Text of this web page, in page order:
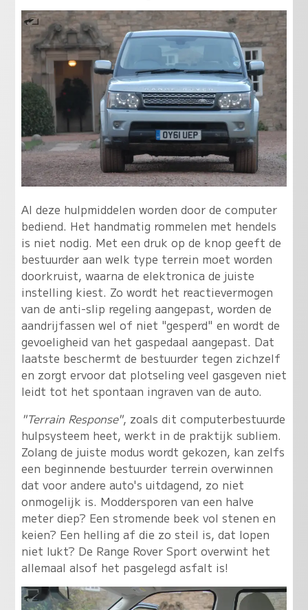
Al deze hulpmiddelen worden door de computer
bediend. Het handmatig rommelen met hendels
is niet nodig. Met een druk op de knop geeft de
bestuurder aan welk type terrein moet worden
doorkruist, waarna de elektronica de juiste
instelling kiest. Zo wordt het reactievermogen
van de anti-slip regeling aangepast, worden de
aandrijfassen wel of niet "gesperd" en wordt de
gevoeligheid van het gaspedaal aangepast. Dat
laatste beschermt de bestuurder tegen zichzelf
en zorgt ervoor dat plotseling veel gasgeven niet
leidt tot het spontaan ingraven van de auto.
"Terrain Response", zoals dit computerbestuurde
hulpsysteem heet, werkt in de praktijk subliem.
Zolang de juiste modus wordt gekozen, kan zelfs
een beginnende bestuurder terrein overwinnen
dat voor andere auto's uitdagend, zo niet
onmogelijk is. Moddersporen van een halve
meter diep? Een stromende beek vol stenen en
keien? Een helling af die zo steil is, dat lopen
niet lukt? De Range Rover Sport overwint het
allemaal alsof het pasgelegd asfalt is!